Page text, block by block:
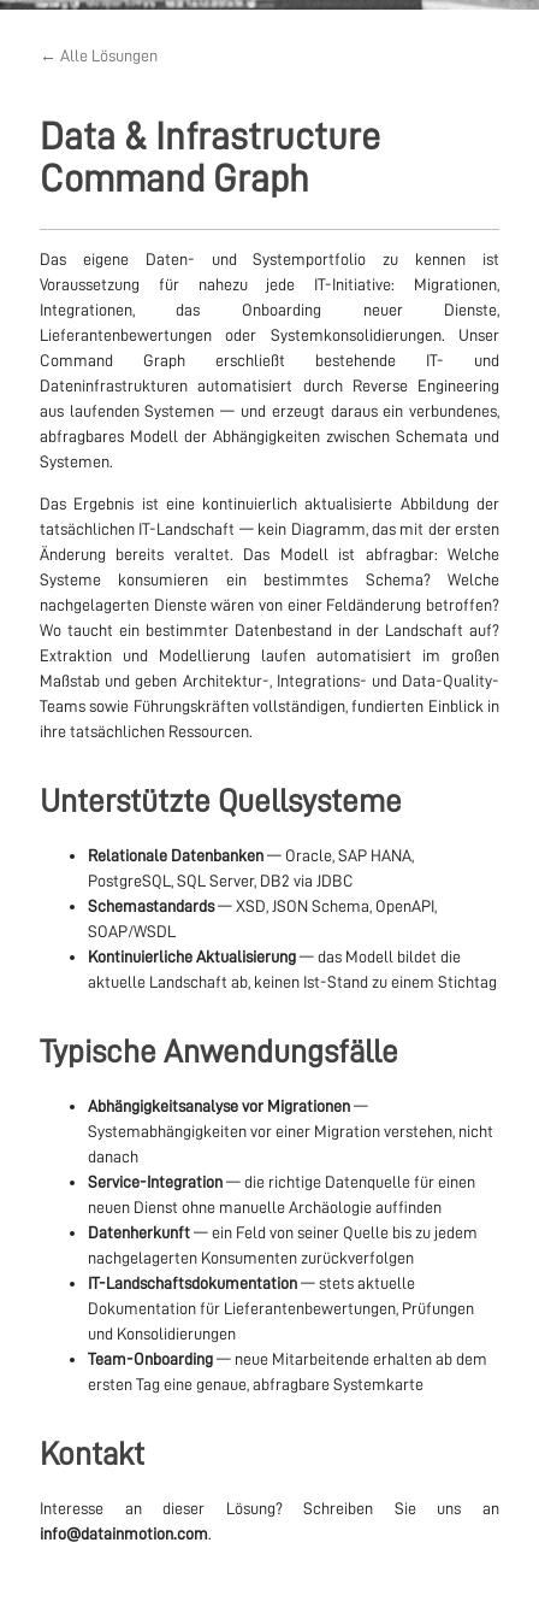
← Alle Lösungen
Data & Infrastructure
Command Graph
Das eigene Daten- und Systemportfolio zu kennen ist
Voraussetzung für nahezu jede IT-Initiative: Migrationen,
Integrationen, das Onboarding neuer Dienste,
Lieferantenbewertungen oder Systemkonsolidierungen. Unser
Command Graph erschließt bestehende IT- und
Dateninfrastrukturen automatisiert durch Reverse Engineering
aus laufenden Systemen — und erzeugt daraus ein verbundenes,
abfragbares Modell der Abhängigkeiten zwischen Schemata und
Systemen.
Das Ergebnis ist eine kontinuierlich aktualisierte Abbildung der
tatsächlichen IT-Landschaft — kein Diagramm, das mit der ersten
Änderung bereits veraltet. Das Modell ist abfragbar: Welche
Systeme konsumieren ein bestimmtes Schema? Welche
nachgelagerten Dienste wären von einer Feldänderung betroffen?
Wo taucht ein bestimmter Datenbestand in der Landschaft auf?
Extraktion und Modellierung laufen automatisiert im großen
Maßstab und geben Architektur-, Integrations- und Data-Quality-
Teams sowie Führungskräften vollständigen, fundierten Einblick in
ihre tatsächlichen Ressourcen.
Unterstützte Quellsysteme
Relationale Datenbanken— Oracle, SAP HANA,
PostgreSQL, SQL Server, DB2 via JDBC
Schemastandards— XSD, JSON Schema, OpenAPI,
SOAP/WSDL
Kontinuierliche Aktualisierung— das Modell bildet die
aktuelle Landschaft ab, keinen Ist-Stand zu einem Stichtag
Typische Anwendungsfälle
Abhängigkeitsanalyse vor Migrationen—
Systemabhängigkeiten vor einer Migration verstehen, nicht
danach
Service-Integration— die richtige Datenquelle für einen
neuen Dienst ohne manuelle Archäologie auffinden
Datenherkunft— ein Feld von seiner Quelle bis zu jedem
nachgelagerten Konsumenten zurückverfolgen
IT-Landschaftsdokumentation— stets aktuelle
Dokumentation für Lieferantenbewertungen, Prüfungen
und Konsolidierungen
Team-Onboarding— neue Mitarbeitende erhalten ab dem
ersten Tag eine genaue, abfragbare Systemkarte
Kontakt
Interesse an dieser Lösung? Schreiben Sie uns an
info@datainmotion.com.